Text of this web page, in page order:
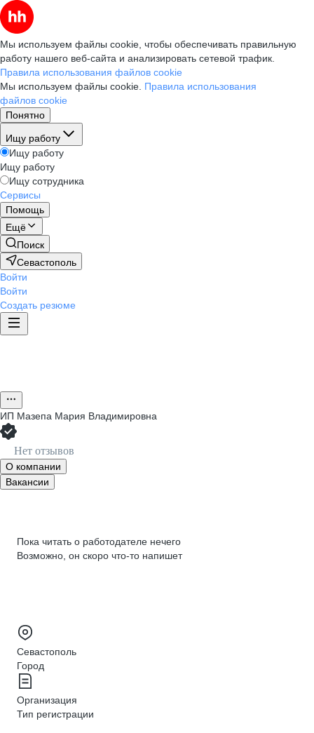
Мы используем файлы cookie, чтобы обеспечивать правильную
работу нашего веб-сайта и анализировать сетевой трафик.
Правила использования файлов cookie
Мы используем файлы cookie. Правила использования
файлов cookie
Понятно
Ищу работу
Ищу работу
Ищу работу
Ищу сотрудника
Сервисы
Помощь
Ещё
Поиск
Севастополь
Войти
Войти
Создать резюме
ИП Мазепа Мария Владимировна
Нет отзывов
О компании
Вакансии
Пока читать о работодателе нечего
Возможно, он скоро что‑то напишет
Севастополь
Город
Организация
Тип регистрации